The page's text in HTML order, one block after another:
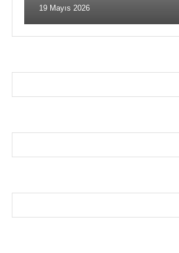
19 Mayıs 2026